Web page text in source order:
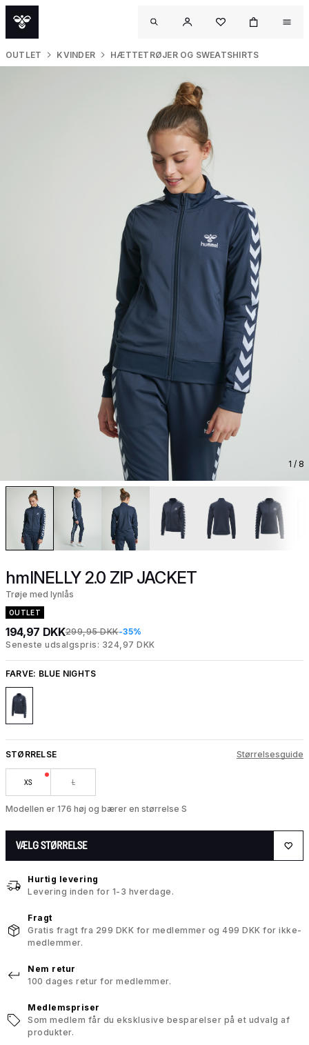
OUTLET KVINDER HÆTTETRØJER OG SWEATSHIRTS
1 / 8
hmlNELLY 2.0 ZIP JACKET
Trøje med lynlås
OUTLET
194,97 DKK299,95 DKK-35%
Seneste udsalgspris: 324,97 DKK
FARVE: BLUE NIGHTS
STØRRELSE Størrelsesguide
XS L
Modellen er 176 høj og bærer en størrelse S
VÆLG STØRRELSE
Hurtig levering
Levering inden for 1-3 hverdage.
Fragt
Gratis fragt fra 299 DKK for medlemmer og 499 DKK for ikke-
medlemmer.
Nem retur
100 dages retur for medlemmer.
Medlemspriser
Som medlem får du eksklusive besparelser på et udvalg af
produkter.